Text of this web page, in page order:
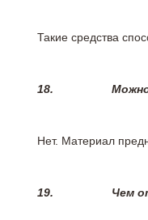
Такие средства
18.
Нет. Материал
19. Чем